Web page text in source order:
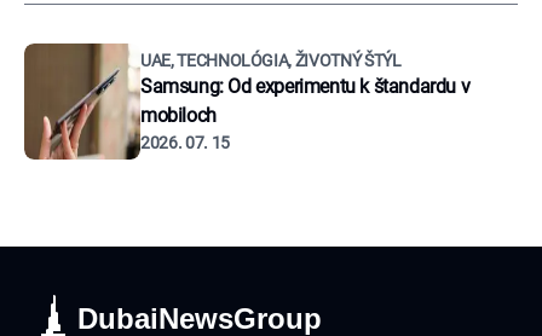
UAE, TECHNOLÓGIA, ŽIVOTNÝ ŠTÝL
Samsung: Od experimentu k štandardu v
mobiloch
2026. 07. 15
DubaiNewsGroup